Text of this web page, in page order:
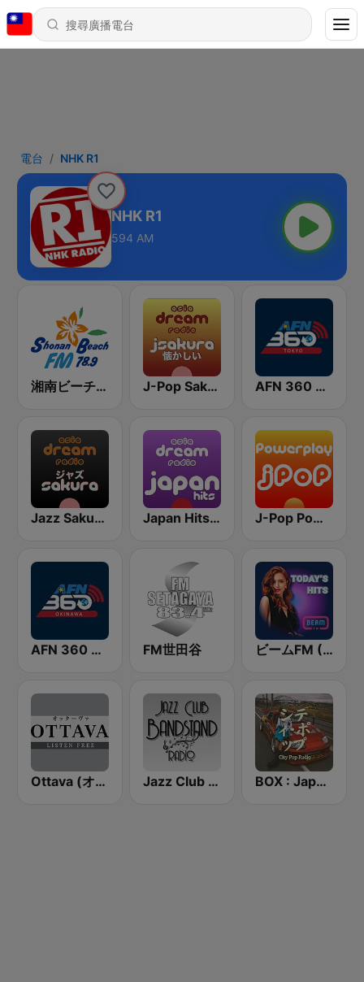
電台 NHK R1
NHK R1
594 AM
湘南ビーチFM (Shonan Beach FM) J-Pop Sakura 懐かしい AFN 360 Tokyo (Japan Only)
Jazz Sakura - asia DREAM radio Japan Hits - Asia DREAM Radio J-Pop Powerplay
AFN 360 Okinawa (Japan Only) FM世田谷 ビームFM (Beam FM)
Ottava (オッターヴァ) Jazz Club Bandstand BOX : Japan City Pop -日本のシティポップ